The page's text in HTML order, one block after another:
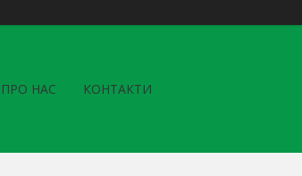
ПРО НАС КОНТАКТИ